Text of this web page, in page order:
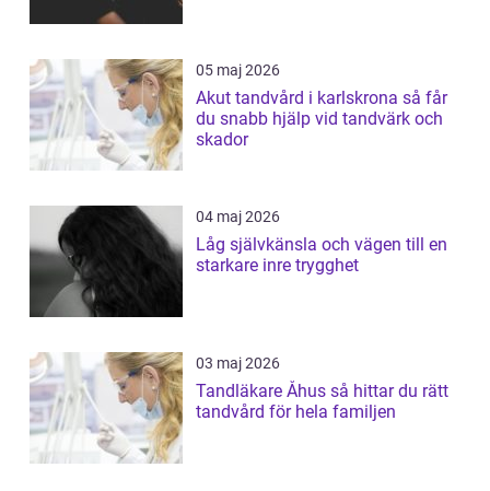
05 maj 2026
Akut tandvård i karlskrona så får
du snabb hjälp vid tandvärk och
skador
04 maj 2026
Låg självkänsla och vägen till en
starkare inre trygghet
03 maj 2026
Tandläkare Åhus så hittar du rätt
tandvård för hela familjen